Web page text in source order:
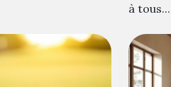
à tous...